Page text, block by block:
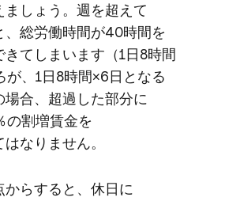
ましょう。​週を​超えて​
、​総労働時間が​40時間を​
きてしまいます​（1日8時間
が、​1日8時間×6日と​なる​
場合、​超過した​部​分に​
の​割増賃金を​
なりません。
から​すると、​休日に​